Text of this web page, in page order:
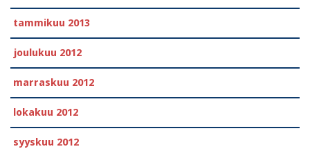
tammikuu 2013
joulukuu 2012
marraskuu 2012
lokakuu 2012
syyskuu 2012